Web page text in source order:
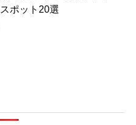
ポット20選